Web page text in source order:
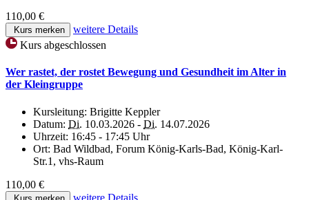
110,00 €
Kurs merken
weitere Details
Kurs abgeschlossen
Wer rastet, der rostet Bewegung und Gesundheit im Alter in
der Kleingruppe
Kursleitung: Brigitte Keppler
Datum: Di. 10.03.2026 - Di. 14.07.2026
Uhrzeit: 16:45 - 17:45 Uhr
Ort: Bad Wildbad, Forum König-Karls-Bad, König-Karl-
Str.1, vhs-Raum
110,00 €
weitere Details